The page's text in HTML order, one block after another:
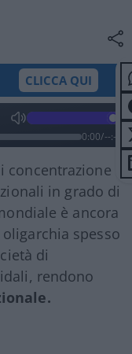
CLICCA QUI
0:00/--:--
e
in grado di
è ancora
spesso
di
rendono